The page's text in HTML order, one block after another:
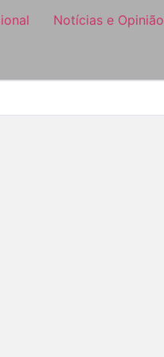
Notícias e Opinião